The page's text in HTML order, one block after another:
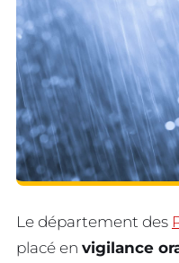
Le département des
placé en vigilance